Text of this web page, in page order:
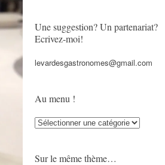
Une suggestion? Un partenariat?
Ecrivez-moi!
levardesgastronomes@gmail.com
Au menu !
Au
Sur le même thème…